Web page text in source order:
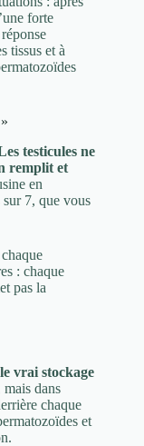
forte
tissus et à
testicules ne
remplit et
en
7, que vous
: chaque
pas la
le vrai stockage
mais dans
chaque
et